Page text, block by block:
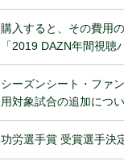
購入すると、その費用
「2019 DAZN年間視
シーズンシート・ファ
用対象試合の追加につ
功労選手賞 受賞選手決